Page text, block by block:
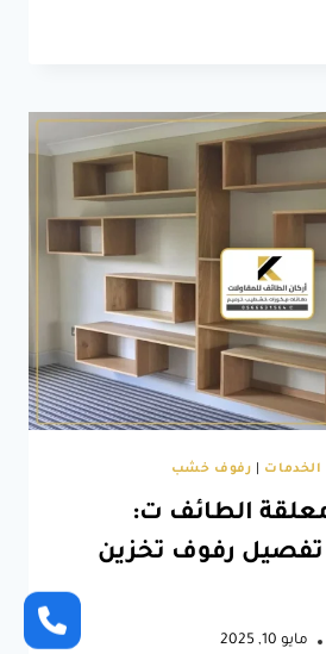
رفوف خشب
الطائف ت:
– تفصيل رفوف تخزين
مايو 10, 2025